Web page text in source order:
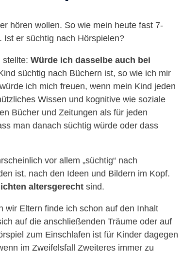
hören wollen. So wie mein heute fast 7-
Ist er süchtig nach Hörspielen?
stellte: Würde ich dasselbe auch bei
süchtig nach Büchern ist, so wie ich mir
ich mich freuen, wenn mein Kind jeden
Wissen und kognitive wie soziale
Bücher und Zeitungen als für jeden
man danach süchtig würde oder dass
vor allem „süchtig“ nach
ist, nach den Ideen und Bildern im Kopf.
altersgerecht sind.
wir Eltern finde ich schon auf den Inhalt
auf die anschließenden Träume oder auf
zum Einschlafen ist für Kinder dagegen
im Zweifelsfall Zweiteres immer zu